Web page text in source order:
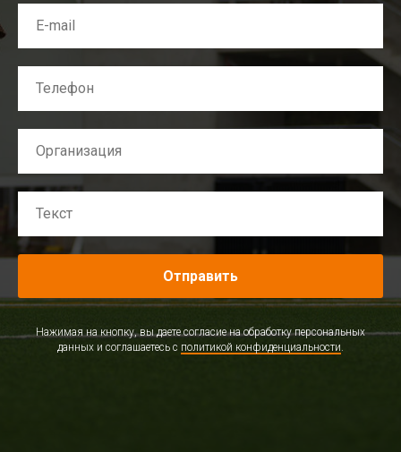
Отправить
Нажимая на кнопку, вы даете согласие на обработку персональных
данных и соглашаетесь c политикой конфиденциальности.